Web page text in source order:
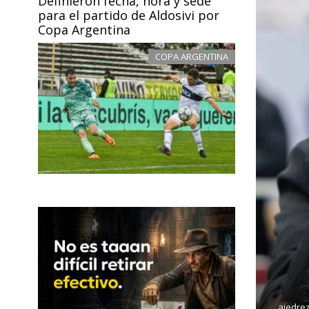
para el partido de Aldosivi por
Copa Argentina
COPA ARGENTINA